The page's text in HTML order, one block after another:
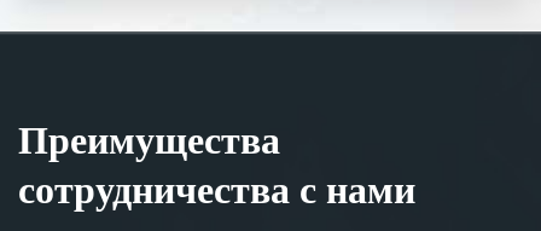
Преимущества
сотрудничества с нами